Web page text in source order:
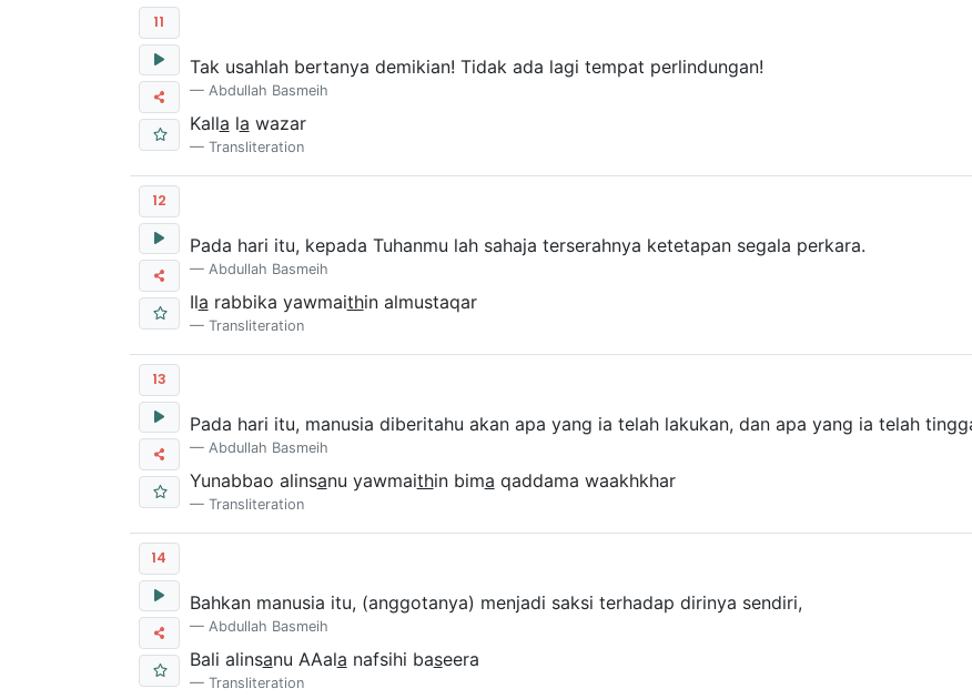
11
Tak usahlah bertanya demikian! Tidak ada lagi tempat perlindungan!
Abdullah Basmeih
Kalla la wazar
Transliteration
12
Pada hari itu, kepada Tuhanmu lah sahaja terserahnya ketetapan segala perkara.
Abdullah Basmeih
Ila rabbika yawmaithin almustaqar
Transliteration
13
Pada hari itu, manusia diberitahu akan apa yang ia telah lakukan, dan apa yang ia telah
Abdullah Basmeih
Yunabbao alinsanu yawmaithin bima qaddama waakhkhar
Transliteration
14
Bahkan manusia itu, (anggotanya) menjadi saksi terhadap dirinya sendiri,
Abdullah Basmeih
Bali alinsanu AAala nafsihi baseera
Transliteration